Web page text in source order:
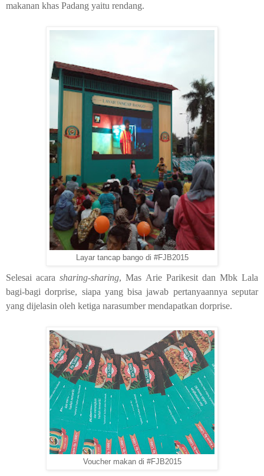
makanan khas Padang yaitu rendang.
Layar tancap bango di #FJB2015
Selesai acarasharing-sharing, Mas Arie Parikesit dan Mbk Lala
bagi-bagi dorprise, siapa yang bisa jawab pertanyaannya seputar
yang dijelasin oleh ketiga narasumber mendapatkan dorprise.
Voucher makan di #FJB2015